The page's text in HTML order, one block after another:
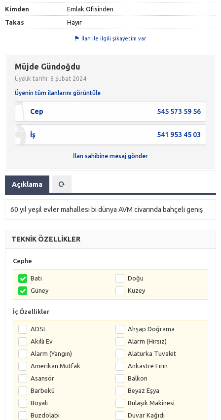
Kimden
Emlak Ofisinden
Takas
Hayır
İlan ile ilgili şikayetim var
Müjde Gündoğdu
Üyelik tarihi: 8 Şubat 2024
Üyenin tüm ilanlarını görüntüle
Cep 545 573 59 56
İş 541 953 45 03
İlan sahibine mesaj gönder
Açıklama
60 yıl yeşil evler mahallesi bi dünya AVM civarında bahçeli geniş
TEKNİK ÖZELLİKLER
Cephe
Batı
Doğu
Güney
Kuzey
İç Özellikler
ADSL
Ahşap Doğrama
Akıllı Ev
Alarm (Hırsız)
Alarm (Yangın)
Alaturka Tuvalet
Amerikan Mutfak
Ankastre Fırın
Asansör
Balkon
Barbekü
Beyaz Eşya
Boyalı
Bulaşık Makinesi
Buzdolabı
Duvar Kağıdı